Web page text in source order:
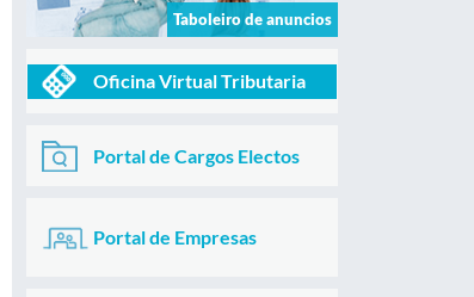
Taboleiro de anuncios
Oficina Virtual Tributaria
Portal de Cargos Electos
Portal de Empresas